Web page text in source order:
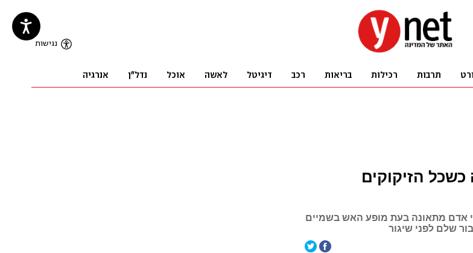
הזיקוקים
בספרד נפצעו 28 בני אדם מתאונה בעת מופע האש בשמיים
שלם לפני שיגור